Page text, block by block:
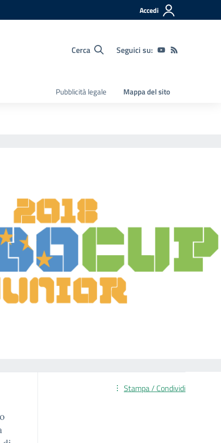
Accedi
Cerca Seguici su:
Pubblicità legale Mappa del sito
Stampa / Condividi